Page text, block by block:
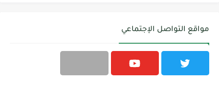
مواقع التواصل الإجتماعي